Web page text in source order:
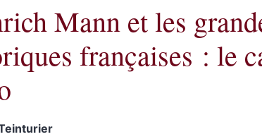
Mann et les
françaises : le